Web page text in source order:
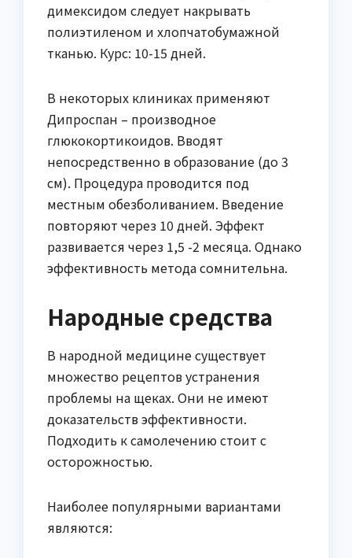
димексидом следует накрывать
полиэтиленом и хлопчатобумажной
тканью. Курс: 10-15 дней.
В некоторых клиниках применяют
Дипроспан – производное
глюкокортикоидов. Вводят
непосредственно в образование (до 3
см). Процедура проводится под
местным обезболиванием. Введение
повторяют через 10 дней. Эффект
развивается через 1,5 -2 месяца. Однако
эффективность метода сомнительна.
Народные средства
В народной медицине существует
множество рецептов устранения
проблемы на щеках. Они не имеют
доказательств эффективности.
Подходить к самолечению стоит с
осторожностью.
Наиболее популярными вариантами
являются: